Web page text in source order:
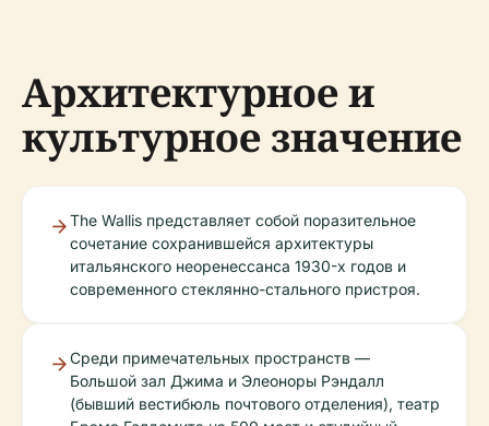
Архитектурное и
культурное значение
The Wallis представляет собой поразительное
сочетание сохранившейся архитектуры
итальянского неоренессанса 1930-х годов и
современного стеклянно-стального пристроя.
Среди примечательных пространств —
Большой зал Джима и Элеоноры Рэндалл
(бывший вестибюль почтового отделения), театр